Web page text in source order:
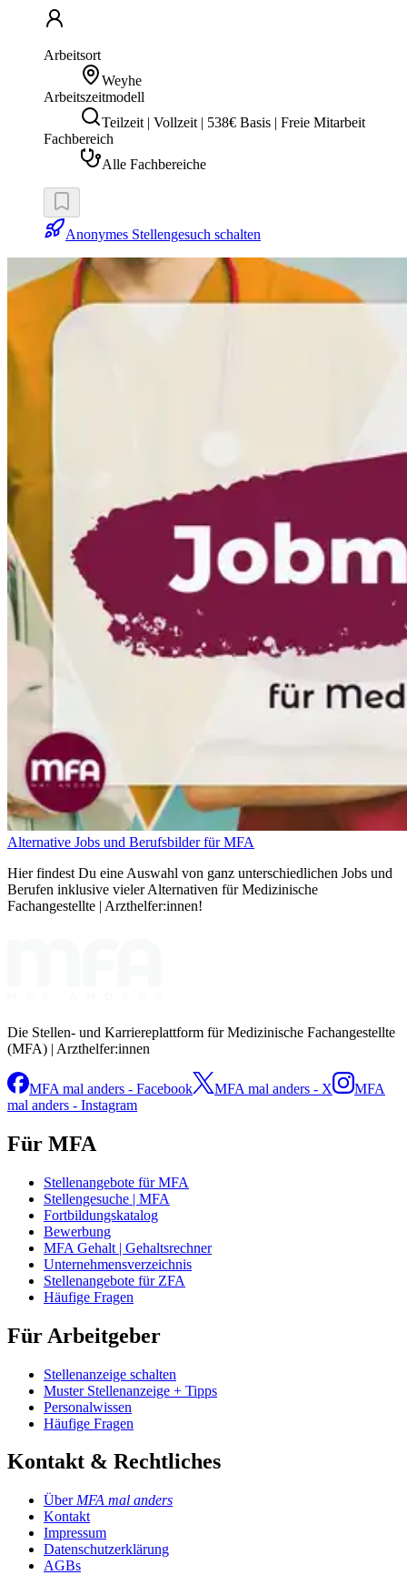
Arbeitsort
Weyhe
Arbeitszeitmodell
Teilzeit | Vollzeit | 538€ Basis | Freie Mitarbeit
Fachbereich
Alle Fachbereiche
Anonymes Stellengesuch schalten
Alternative Jobs und Berufsbilder für MFA
Hier findest Du eine Auswahl von ganz unterschiedlichen Jobs und
Berufen inklusive vieler Alternativen für Medizinische
Fachangestellte | Arzthelfer:innen!
Die Stellen- und Karriereplattform für Medizinische Fachangestellte
(MFA) | Arzthelfer:innen
MFA mal anders - Facebook MFA mal anders - X
MFA
mal anders - Instagram
Für MFA
Stellenangebote für MFA
Stellengesuche | MFA
Fortbildungskatalog
Bewerbung
MFA Gehalt | Gehaltsrechner
Unternehmensverzeichnis
Stellenangebote für ZFA
Häufige Fragen
Für Arbeitgeber
Stellenanzeige schalten
Muster Stellenanzeige + Tipps
Personalwissen
Häufige Fragen
Kontakt & Rechtliches
Über MFA mal anders
Kontakt
Impressum
Datenschutzerklärung
AGBs